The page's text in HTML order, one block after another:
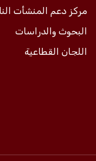
مركز دعم المنشأت
البحوث والدراسات
اللجان القطاعية